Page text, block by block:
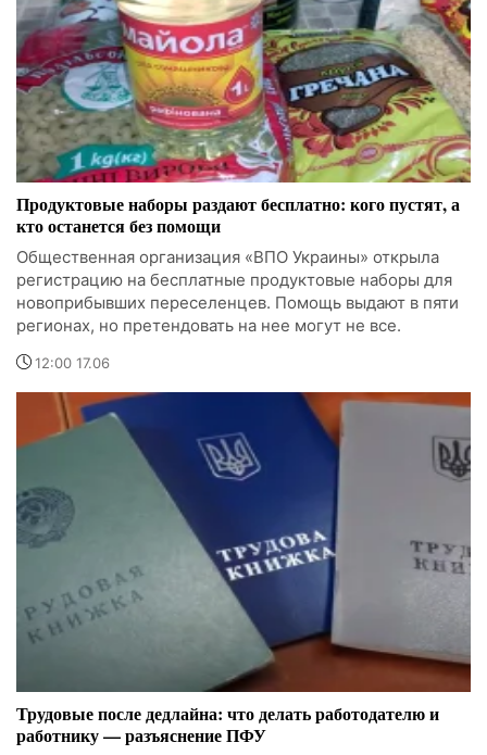
Продуктовые наборы раздают бесплатно: кого пустят, а
кто останется без помощи
Общественная организация «ВПО Украины» открыла
регистрацию на бесплатные продуктовые наборы для
новоприбывших переселенцев. Помощь выдают в пяти
регионах, но претендовать на нее могут не все.
12:00 17.06
Трудовые после дедлайна: что делать работодателю и
работнику — разъяснение ПФУ